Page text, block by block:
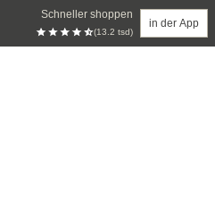
Schneller shoppen
(13.2 tsd)
in der App